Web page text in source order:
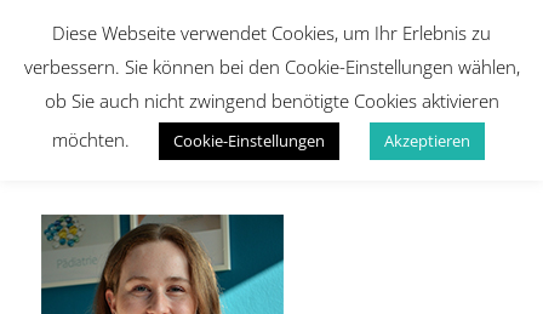
Diese Webseite verwendet Cookies, um Ihr Erlebnis zu
verbessern. Sie können bei den Cookie-Einstellungen wählen,
ob Sie auch nicht zwingend benötigte Cookies aktivieren
möchten.
Cookie-Einstellungen Akzeptieren